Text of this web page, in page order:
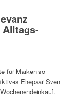
Alltags-
für Marken so
Ehepaar Sven